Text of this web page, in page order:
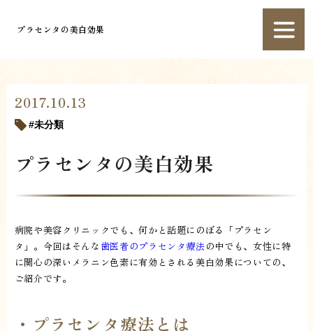
プラセンタの美白効果
2017.10.13
未分類
プラセンタの美白効果
病院や美容クリニックでも、何かと話題にのぼる「プラセン
タ」。今回はそんな 歯医者のプラセンタ療法の中でも、女性に特
に関心の深いメラニン色素に有効とされる美白効果についての、
ご紹介です。
・プラセンタ療法とは